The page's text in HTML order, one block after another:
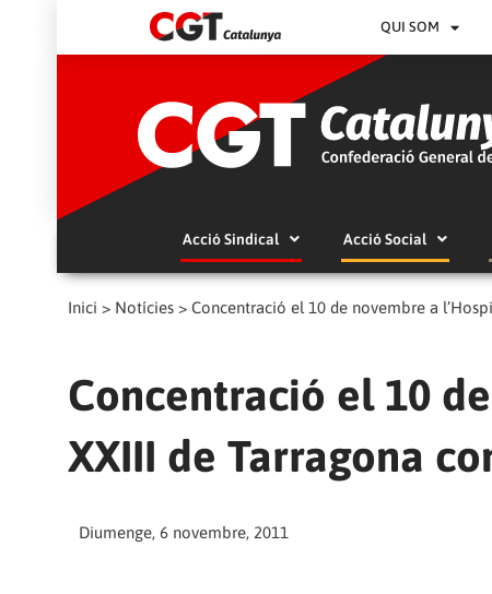
QUI SOM
Acció Sindical Acció Social
Inici > Notícies > Concentració el 10 de novembre a
Concentració el 10
XXIII de Tarragona
Diumenge, 6 novembre, 2011